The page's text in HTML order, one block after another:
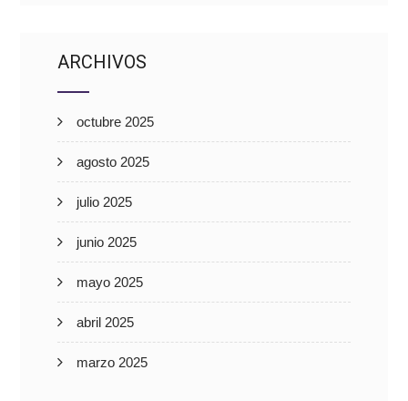
ARCHIVOS
octubre 2025
agosto 2025
julio 2025
junio 2025
mayo 2025
abril 2025
marzo 2025